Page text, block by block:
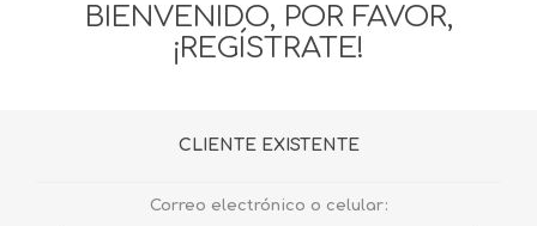
LISTA DE DESEOS 0
BIENVENIDO, POR FAVOR,
¡REGÍSTRATE!
CLIENTE EXISTENTE
Correo electrónico o celular: